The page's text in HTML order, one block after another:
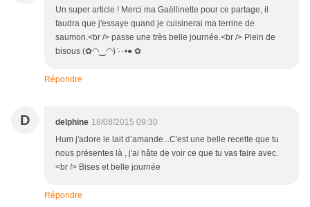
Un super article ! Merci ma Gaëllinette pour ce partage, il
faudra que j'essaye quand je cuisinerai ma terrine de
saumon.<br /> passe une très belle journée.<br /> Plein de
bisous (✿◠‿◠) ̇·٠•● ✿
Répondre
D delphine 18/08/2015 09:30
Hum j'adore le lait d’amande...C'est une belle recette que tu
nous présentes là , j'ai hâte de voir ce que tu vas faire avec.
<br /> Bises et belle journée
Répondre